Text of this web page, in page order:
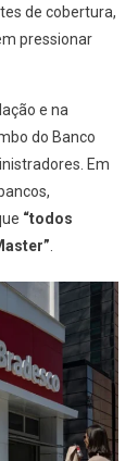
de cobertura,
pressionar
e na
do Banco
Em
“todos